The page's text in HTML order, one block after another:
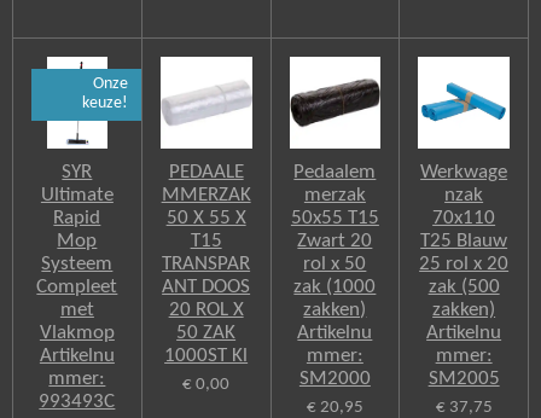
Onze
keuze!
SYR
Ultimate
Rapid
Mop
Systeem
Compleet
met
Vlakmop
Artikelnu
mmer:
993493C
PEDAALE
MMERZAK
50 X 55 X
T15
TRANSPAR
ANT DOOS
20 ROL X
50 ZAK
1000ST Kl
€ 0,00
Pedaalem
merzak
50x55 T15
Zwart 20
rol x 50
zak (1000
zakken)
Artikelnu
mmer:
SM2000
€ 20,95
Werkwage
nzak
70x110
T25 Blauw
25 rol x 20
zak (500
zakken)
Artikelnu
mmer:
SM2005
€ 37,75